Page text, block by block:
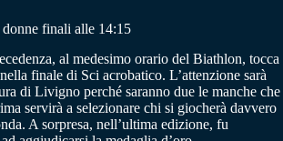
finali alle 14:15
al medesimo orario del Biathlon, tocca
finale di Sci acrobatico. L’attenzione sarà
di Livigno perché saranno due le manche che
servirà a selezionare chi si giocherà davvero
A sorpresa, nell’ultima edizione, fu